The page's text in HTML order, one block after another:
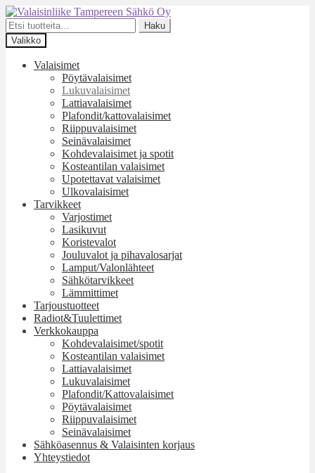
Siirry
navigointiin
Siirry
sisältöön
Etsi:
Haku
Valikko
Valaisimet
Pöytävalaisimet
Lukuvalaisimet
Lattiavalaisimet
Plafondit/kattovalaisimet
Riippuvalaisimet
Seinävalaisimet
Kohdevalaisimet ja spotit
Kosteantilan valaisimet
Upotettavat valaisimet
Ulkovalaisimet
Tarvikkeet
Varjostimet
Lasikuvut
Koristevalot
Jouluvalot ja pihavalosarjat
Lamput/Valonlähteet
Sähkötarvikkeet
Lämmittimet
Tarjoustuotteet
Radiot&Tuulettimet
Verkkokauppa
Kohdevalaisimet/spotit
Kosteantilan valaisimet
Lattiavalaisimet
Lukuvalaisimet
Plafondit/Kattovalaisimet
Pöytävalaisimet
Riippuvalaisimet
Seinävalaisimet
Sähköasennus & Valaisinten korjaus
Yhteystiedot